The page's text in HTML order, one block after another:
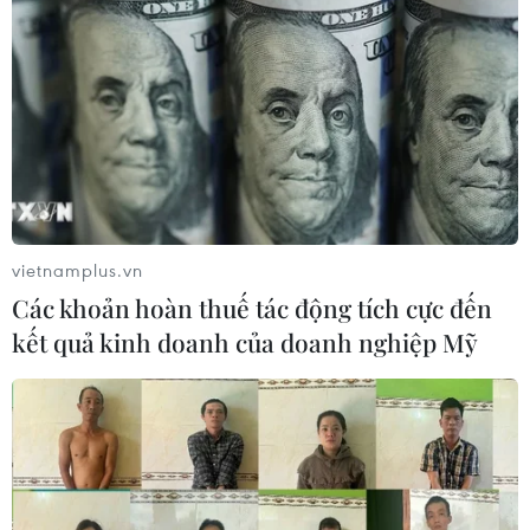
Thủ tướng Thái Lan chỉ đạo khẩn sau
vụ xả súng tại trường học
07/08/2026 06:37
Thái Lan: Xả súng gây thương vong
tại trường học ở Nonthaburi
Xây dựng Cộng đồng ASEAN tự
cường, sáng tạo, lấy người dân làm
trung tâm
06/08/2026 23:55
vietnamplus.vn
Các khoản hoàn thuế tác động tích cực đến
kết quả kinh doanh của doanh nghiệp Mỹ